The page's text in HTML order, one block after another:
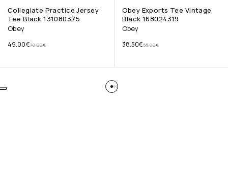
Collegiate Practice Jersey
Tee Black 131080375
Obey
70.00€
49.00€
Obey Exports Tee Vintage
Black 168024319
Obey
55.00€
38.50€